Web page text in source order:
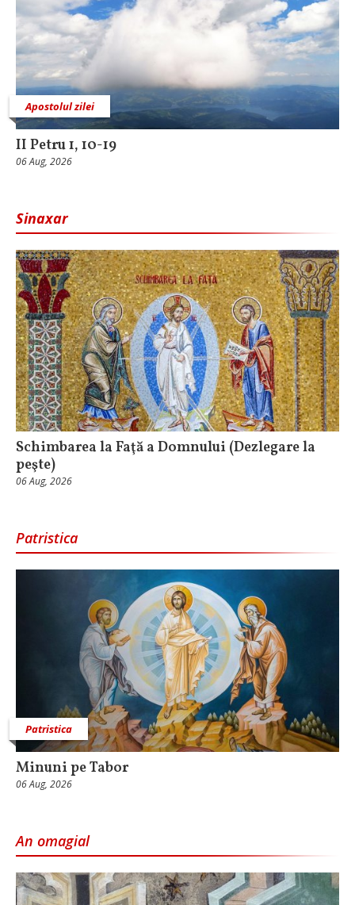
Apostolul zilei
II Petru 1, 10-19
06 Aug, 2026
Sinaxar
Schimbarea la Faţă a Domnului (Dezlegare la
peşte)
06 Aug, 2026
Patristica
Patristica
Minuni pe Tabor
06 Aug, 2026
An omagial